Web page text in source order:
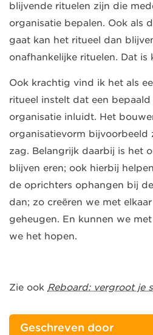
blijvende rituelen zijn die
organisatie bepalen. Ook als
gaat kan het ritueel dan
onafhankelijke rituelen. Dat is
Ook krachtig vind ik het als
ritueel instelt dat een
organisatie inluidt. Het
organisatievorm bijvoorbeeld
zag. Belangrijk daarbij is het
blijven eren; ook hierbij
de oprichters ophangen bij
dan; zo creëren we met
geheugen. En kunnen we
we het hopen.
Zie ook Reboard: vergroot je
Geschreven door